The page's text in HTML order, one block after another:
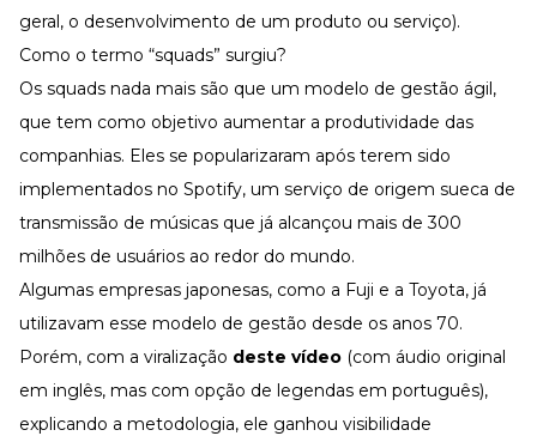
Todos os Materiais Gratuitos
Confira nossos materiais
E-book
Ferramentas e Templates
Para agilizar o seu trabalho
Conteúdo prático e rápido
Kits
Lives
Newsletters
geral, o desenvolvimento de um produto ou serviço).
Como o termo “squads” surgiu?
Os squads nada mais são que um modelo de gestão ágil,
que tem como objetivo aumentar a produtividade das
companhias. Eles se popularizaram após terem sido
implementados no Spotify, um serviço de origem sueca de
transmissão de músicas que já alcançou mais de 300
milhões de usuários ao redor do mundo.
Algumas empresas japonesas, como a Fuji e a Toyota, já
utilizavam esse modelo de gestão desde os anos 70.
Porém, com a viralização deste vídeo (com áudio original
em inglês, mas com opção de legendas em português),
explicando a metodologia, ele ganhou visibilidade